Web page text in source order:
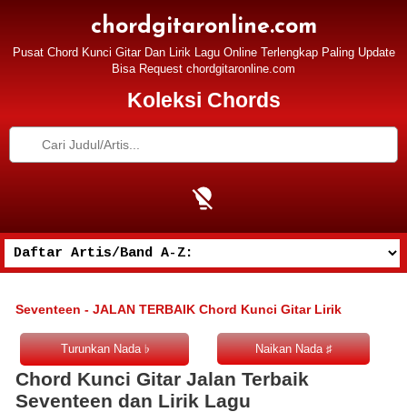
chordgitaronline.com
Pusat Chord Kunci Gitar Dan Lirik Lagu Online Terlengkap Paling Update
Bisa Request chordgitaronline.com
Koleksi Chords
Seventeen - JALAN TERBAIK Chord Kunci Gitar Lirik
Chord Kunci Gitar Jalan Terbaik
Seventeen dan Lirik Lagu